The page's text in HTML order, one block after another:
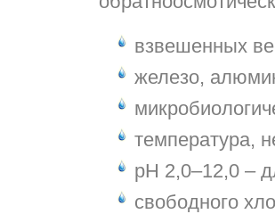
взвешенных
железо,
температура,
рН 2,0–12,0 –
свободного